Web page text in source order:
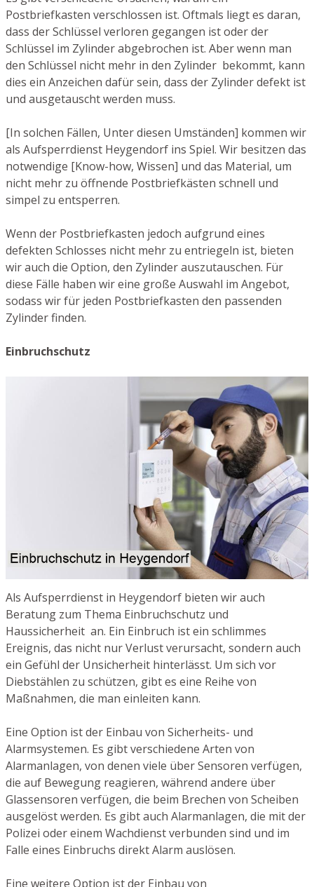
Postbriefkasten verschlossen ist. Oftmals liegt es daran,
dass der Schlüssel verloren gegangen ist oder der
Schlüssel im Zylinder abgebrochen ist. Aber wenn man
den Schlüssel nicht mehr in den Zylinder bekommt, kann
dies ein Anzeichen dafür sein, dass der Zylinder defekt ist
und ausgetauscht werden muss.
[In solchen Fällen, Unter diesen Umständen] kommen wir
als Aufsperrdienst Heygendorf ins Spiel. Wir besitzen das
notwendige [Know-how, Wissen] und das Material, um
nicht mehr zu öffnende Postbriefkästen schnell und
simpel zu entsperren.
Wenn der Postbriefkasten jedoch aufgrund eines
defekten Schlosses nicht mehr zu entriegeln ist, bieten
wir auch die Option, den Zylinder auszutauschen. Für
diese Fälle haben wir eine große Auswahl im Angebot,
sodass wir für jeden Postbriefkasten den passenden
Zylinder finden.
Einbruchschutz
Als Aufsperrdienst in Heygendorf bieten wir auch
Beratung zum Thema Einbruchschutz und
Haussicherheit an. Ein Einbruch ist ein schlimmes
Ereignis, das nicht nur Verlust verursacht, sondern auch
ein Gefühl der Unsicherheit hinterlässt. Um sich vor
Diebstählen zu schützen, gibt es eine Reihe von
Maßnahmen, die man einleiten kann.
Eine Option ist der Einbau von Sicherheits- und
Alarmsystemen. Es gibt verschiedene Arten von
Alarmanlagen, von denen viele über Sensoren verfügen,
die auf Bewegung reagieren, während andere über
Glassensoren verfügen, die beim Brechen von Scheiben
ausgelöst werden. Es gibt auch Alarmanlagen, die mit der
Polizei oder einem Wachdienst verbunden sind und im
Falle eines Einbruchs direkt Alarm auslösen.
Eine weitere Option ist der Einbau von